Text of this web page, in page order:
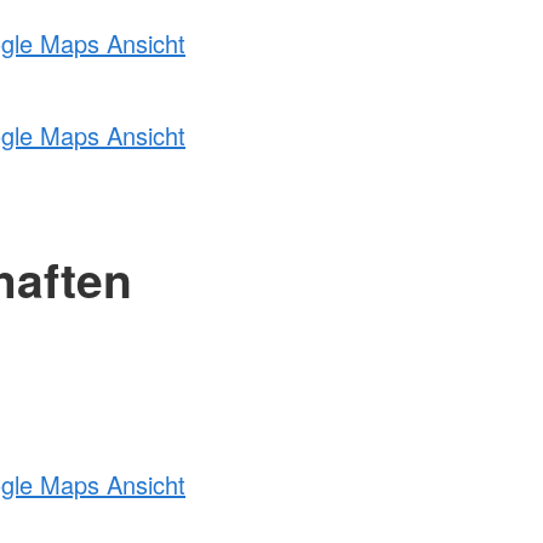
Maps Ansicht
Maps Ansicht
Maps Ansicht